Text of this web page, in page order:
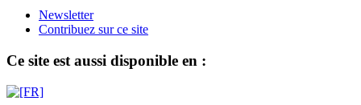
Newsletter
Contribuez sur ce site
Ce site est aussi disponible en :